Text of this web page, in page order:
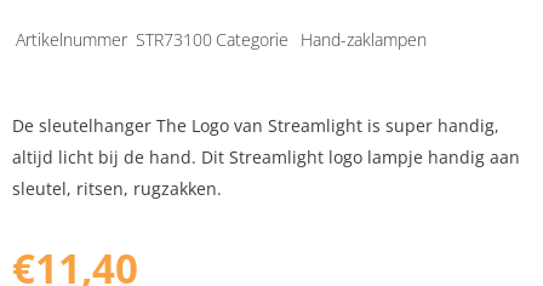
Artikelnummer STR73100 Categorie Hand-zaklampen
De sleutelhanger The Logo van Streamlight is super handig,
altijd licht bij de hand. Dit Streamlight logo lampje handig aan
sleutel, ritsen, rugzakken.
€11,40